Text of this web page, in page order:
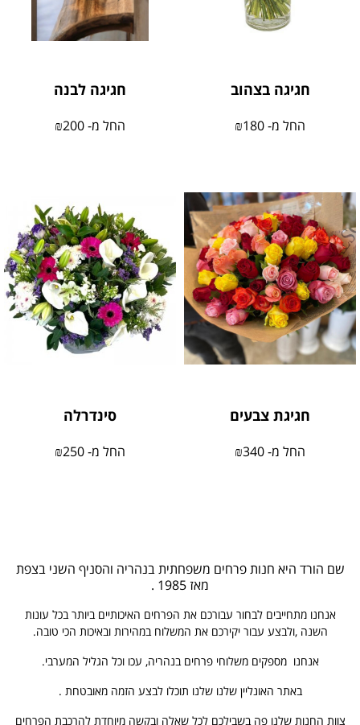
חגיגה בצהוב
החל מ- ₪180
חגיגה לבנה
החל מ- ₪200
חגיגת צבעים
החל מ- ₪340
סינדרלה
החל מ- ₪250
שם הורד היא חנות פרחים משפחתית בנהריה והסניף השני בצפת
מאז 1985 .
אנחנו מתחייבים לבחור עבורכם את הפרחים האיכותיים ביותר בכל עונות
השנה ,ולבצע עבור יקירכם את המשלוח במהירות ובאיכות הכי טובה.
אנחנו מספקים משלוחי פרחים בנהריה, עכו וכל הגליל המערבי.
באתר האונליין שלנו שלנו תוכלו לבצע הזמה מאובטחת .
צוות החנות שלנו פה בשבילכם לכל שאלה ובקשה מיוחדת להרכבת הפרחים